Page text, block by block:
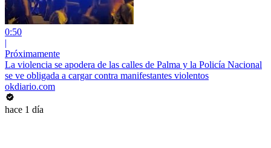
0:50
|
Próximamente
La violencia se apodera de las calles de Palma y la Policía Nacional
se ve obligada a cargar contra manifestantes violentos
okdiario.com
hace 1 día